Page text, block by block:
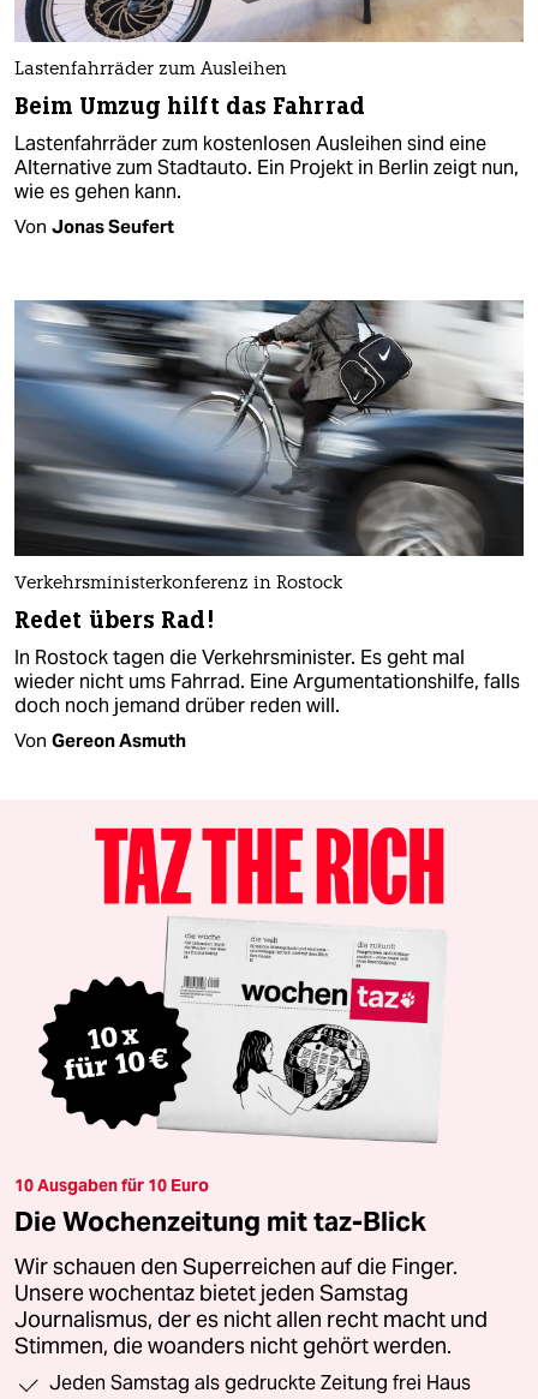
Lastenfahrräder zum Ausleihen
Beim Umzug hilft das Fahrrad
Lastenfahrräder zum kostenlosen Ausleihen sind eine
Alternative zum Stadtauto. Ein Projekt in Berlin zeigt nun,
wie es gehen kann.
Von Jonas Seufert
Verkehrsministerkonferenz in Rostock
Redet übers Rad!
In Rostock tagen die Verkehrsminister. Es geht mal
wieder nicht ums Fahrrad. Eine Argumentationshilfe, falls
doch noch jemand drüber reden will.
Von Gereon Asmuth
10 Ausgaben für 10 Euro
Die Wochenzeitung mit taz-Blick
Wir schauen den Superreichen auf die Finger.
Unsere wochentaz bietet jeden Samstag
Journalismus, der es nicht allen recht macht und
Stimmen, die woanders nicht gehört werden.
Jeden Samstag als gedruckte Zeitung frei Haus